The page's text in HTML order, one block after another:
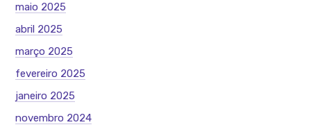
maio 2025
abril 2025
março 2025
fevereiro 2025
janeiro 2025
novembro 2024